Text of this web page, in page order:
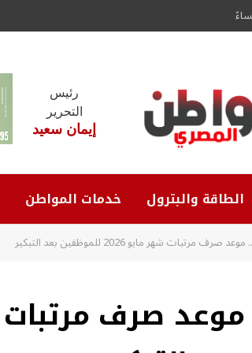
رئيس
التحرير
إيمان سعيد
الطاقة والبترول خدمات المواطن
مرتبات شهر مايو 2026 للموظفين بعد التبكير